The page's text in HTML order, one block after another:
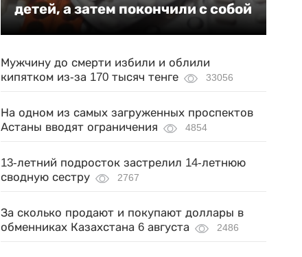
детей, а затем покончили с собой
Мужчину до смерти избили и облили
кипятком из-за 170 тысяч тенге
33056
На одном из самых загруженных проспектов
Астаны вводят ограничения
4854
13-летний подросток застрелил 14-летнюю
сводную сестру
2767
За сколько продают и покупают доллары в
обменниках Казахстана 6 августа
2486